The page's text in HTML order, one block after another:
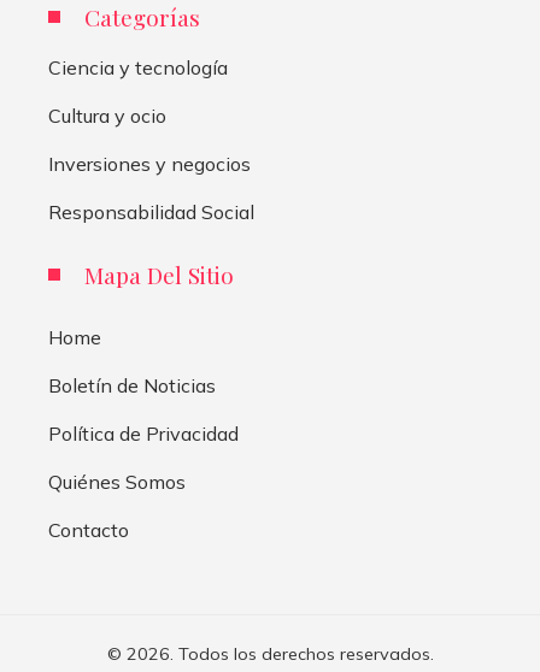
Categorías
Ciencia y tecnología
Cultura y ocio
Inversiones y negocios
Responsabilidad Social
Mapa Del Sitio
Home
Boletín de Noticias
Política de Privacidad
Quiénes Somos
Contacto
© 2026. Todos los derechos reservados.